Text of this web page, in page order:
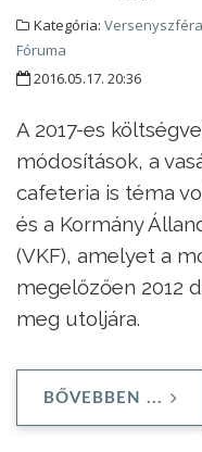
Kategória:
Fóruma
2016.05.17. 20:36
A 2017-es
módosítások, a
cafeteria is téma
és a Kormány
(VKF), amelyet a
megelőzően 2012
meg utoljára.
BŐVEBBEN ...